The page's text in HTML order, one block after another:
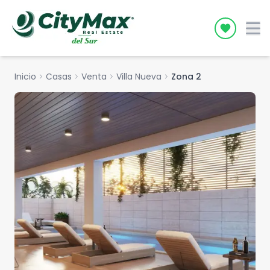
Icon
Inicio chevron_right Casas chevron_right Venta chevron_right Villa Nueva chevron_right Zona 2